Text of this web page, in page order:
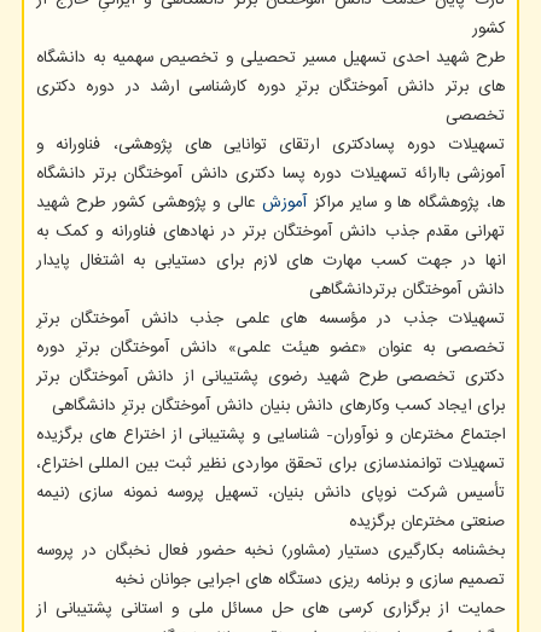
کشور
طرح شهید احدی تسهیل مسیر تحصیلی و تخصیص سهمیه به دانشگاه
های برتر دانش آموختگان برترِ دوره کارشناسی ارشد در دوره دکتری
تخصصی
تسهیلات دوره پسادکتری ارتقای توانایی های پژوهشی، فناورانه و
آموزشی باارائه تسهیلات دوره پسا دکتری دانش آموختگان برتر دانشگاه
ها، پژوهشگاه ها و سایر مراکزآموزش عالی و پژوهشی کشور طرح شهید
تهرانی مقدم جذب دانش آموختگان برتر در نهادهای فناورانه و کمک به
انها در جهت کسب مهارت های لازم برای دستیابی به اشتغال پایدار
دانش آموختگان برتردانشگاهی
تسهیلات جذب در مؤسسه های علمی جذب دانش آموختگان برترِ
تخصصی به عنوان «عضو هیئت علمی» دانش آموختگان برترِ دوره
دکتری تخصصی طرح شهید رضوی پشتیبانی از دانش آموختگان برتر
برای ایجاد کسب وکارهای دانش بنیان دانش آموختگان برترِ دانشگاهی
اجتماع مخترعان و نوآوران- شناسایی و پشتیبانی از اختراع های برگزیده
تسهیلات توانمندسازی برای تحقق مواردی نظیر ثبت بین المللی اختراع،
تأسیس شرکت نوپای دانش بنیان، تسهیل پروسه نمونه سازی (نیمه
صنعتی مخترعان برگزیده
بخشنامه بکارگیری دستیار (مشاور) نخبه حضور فعال نخبگان در پروسه
تصمیم سازی و برنامه ریزی دستگاه های اجرایی جوانان نخبه
حمایت از برگزاری کرسی های حل مسائل ملی و استانی پشتیبانی از